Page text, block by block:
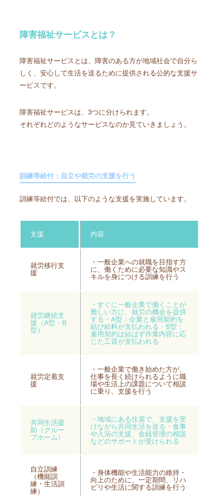
障害福祉サービスとは？
障害福祉サービスとは、障害のある方が地域社会で自分ら
しく、安心して生活を送るために提供される公的な支援サ
ービスです。
障害福祉サービスは、3つに分けられます。
それぞれどのようなサービスなのか見ていきましょう。
訓練等給付：自立や就労の支援を行う
訓練等給付では、以下のような支援を実施しています。
支援 内容
就労移行支
援
・一般企業への就職を目指す方
に、働くために必要な知識やス
キルを身につける訓練を行う
就労継続支
援（A型・B
型）
・すぐに一般企業で働くことが
難しい方に、就労の機会を提供
する・A型：企業と雇用契約を
結び給料が支払われる・B型：
雇用契約は結ばず作業内容に応
じた工賃が支払われる
就労定着支
援
・一般企業で働き始めた方が、
仕事を長く続けられるように職
場や生活上の課題について相談
に乗り、支援を行う
共同生活援
助（グルー
プホーム）
・地域にある住居で、支援を受
けながら共同生活を送る・食事
や入浴の支援、金銭管理の相談
などのサポートが受けられる
自立訓練
（機能訓
練・生活訓
練）
・身体機能や生活能力の維持・
向上のために、一定期間、リハ
ビリや生活に関する訓練を行う